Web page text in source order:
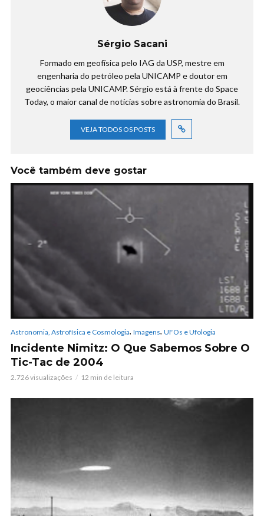
Sérgio Sacani
Formado em geofísica pelo IAG da USP, mestre em
engenharia do petróleo pela UNICAMP e doutor em
geociências pela UNICAMP. Sérgio está à frente do Space
Today, o maior canal de notícias sobre astronomia do Brasil.
VEJA TODOS OS POSTS
Você também deve gostar
Astronomia, Astrofísica e Cosmologia, Imagens, UFOs e Ufologia
Incidente Nimitz: O Que Sabemos Sobre O
Tic-Tac de 2004
2.726 visualizações 12 min de leitura